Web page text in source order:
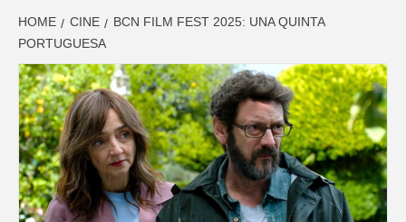
HOME CINE
BCN FILM FEST 2025: UNA QUINTA
PORTUGUESA